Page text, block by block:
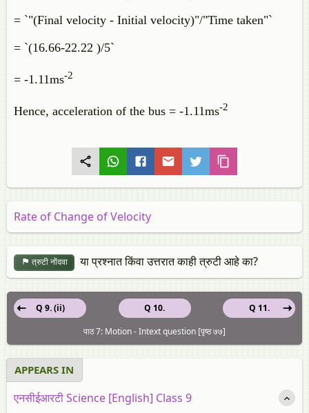
= `"(Final velocity - Initial velocity)"/"Time taken"`
= `(16.66-22.22 )/5`
= -1.11ms-2
Hence, acceleration of the bus = -1.11ms-2
Rate of Change of Velocity
त्रुटी नोंदवा या प्रश्नात किंवा उत्तरात काही त्रुटी आहे का?
Q 10.
Q 9. (ii)
Q 11.
पाठ 7: Motion - Intext question [पृष्ठ ७७]
APPEARS IN
एनसीईआरटी Science [English] Class 9